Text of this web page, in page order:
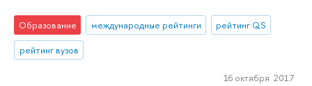
Образование международные рейтинги
рейтинг QS
рейтинг вузов
16 октября 2017